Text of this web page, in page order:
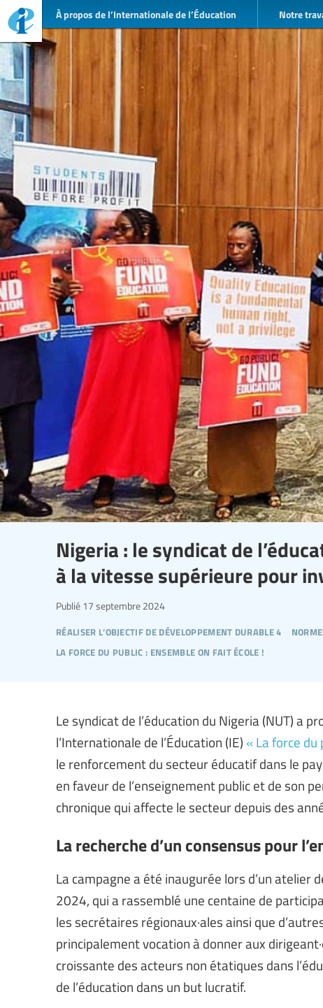
À propos de l’Internationale de l’Éducation Notre
Nigeria : le syndicat de
à la vitesse supérieure pour
réaliser l’objectif de développement durable 4
la force du public : ensemble on fait école !
Publié 17 septembre 2024
Le syndicat de l’éducation du Nigeria (NUT) a
l’Internationale de l’Éducation (IE)« La force du
le renforcement du secteur éducatif dans le
en faveur de l’enseignement public et de son
chronique qui affecte le secteur depuis des
La recherche d’un consensus pour
La campagne a été inaugurée lors d’un
2024, qui a rassemblé une centaine de
les secrétaires régionaux·ales ainsi que
principalement vocation à donner aux
croissante des acteurs non étatiques dans
de l’éducation dans un but lucratif.